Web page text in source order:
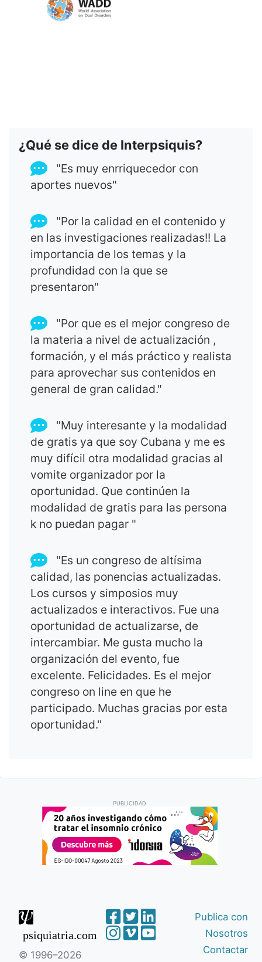
¿Qué se dice de Interpsiquis?
"Es muy enrriquecedor con
aportes nuevos"
"Por la calidad en el contenido y
en las investigaciones realizadas!! La
importancia de los temas y la
profundidad con la que se
presentaron"
"Por que es el mejor congreso de
la materia a nivel de actualización ,
formación, y el más práctico y realista
para aprovechar sus contenidos en
general de gran calidad."
"Muy interesante y la modalidad
de gratis ya que soy Cubana y me es
muy difícil otra modalidad gracias al
vomite organizador por la
oportunidad. Que continúen la
modalidad de gratis para las persona
k no puedan pagar "
"Es un congreso de altísima
calidad, las ponencias actualizadas.
Los cursos y simposios muy
actualizados e interactivos. Fue una
oportunidad de actualizarse, de
intercambiar. Me gusta mucho la
organización del evento, fue
excelente. Felicidades. Es el mejor
congreso on line en que he
participado. Muchas gracias por esta
oportunidad."
PUBLICIDAD
psiquiatria.com
© 1996–2026
Publica con
Nosotros
Contactar